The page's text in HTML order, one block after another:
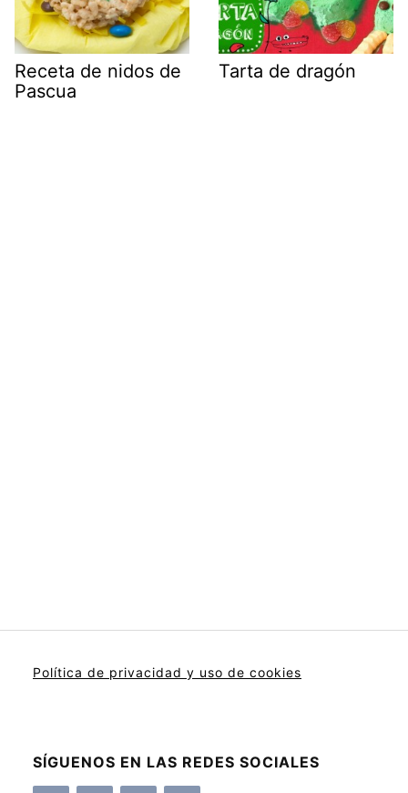
Receta de nidos de
Pascua
Tarta de dragón
Política de privacidad y uso de cookies
SÍGUENOS EN LAS REDES SOCIALES